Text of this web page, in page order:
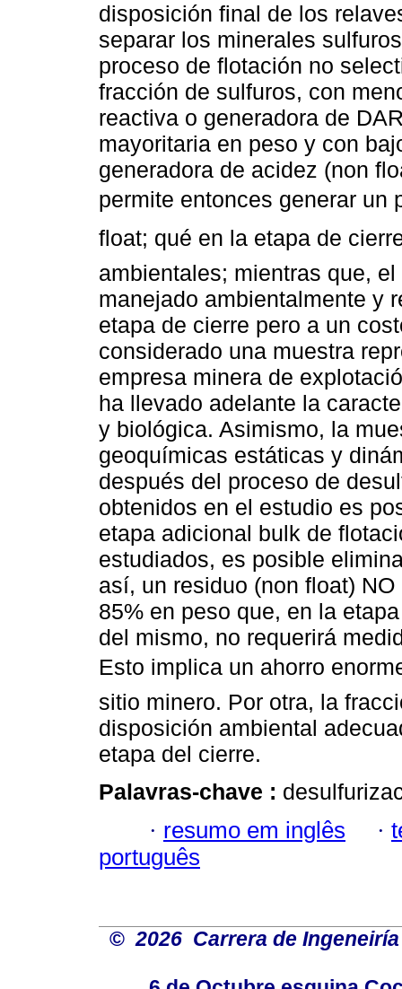
disposición final de los
separar los minerales
proceso de flotación no
fracción de sulfuros, con
reactiva o generadora de
mayoritaria en peso y con
generadora de acidez (non
permite entonces generar un
float; qué en la etapa de
ambientales; mientras que,
manejado ambientalmente y
etapa de cierre pero a un
considerado una muestra
empresa minera de
ha llevado adelante la
y biológica. Asimismo, la
geoquímicas estáticas y
después del proceso de
obtenidos en el estudio es
etapa adicional bulk de
estudiados, es posible
así, un residuo (non float)
85% en peso que, en la
del mismo, no requerirá
Esto implica un ahorro
sitio minero. Por otra, la
disposición ambiental
etapa del cierre.
Palavras-chave :
· resumo em inglês ·
português
© 2026 Carrera de